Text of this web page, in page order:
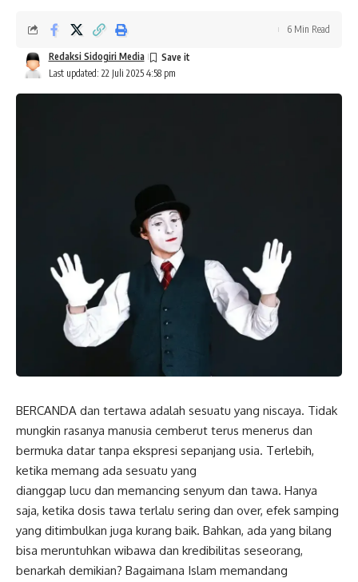
Last updated: 22 Juli 2025 4:58 pm
Redaksi Sidogiri Media
6 Min Read
BERCANDA dan tertawa adalah sesuatu yang niscaya. Tidak
mungkin rasanya manusia cemberut terus menerus dan
bermuka datar tanpa ekspresi sepanjang usia. Terlebih,
ketika memang ada sesuatu yang
dianggap lucu dan memancing senyum dan tawa. Hanya
saja, ketika dosis tawa terlalu sering dan over, efek samping
yang ditimbulkan juga kurang baik. Bahkan, ada yang bilang
bisa meruntuhkan wibawa dan kredibilitas seseorang,
benarkah demikian? Bagaimana Islam memandang